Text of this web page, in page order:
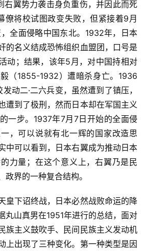
右翼势力袭击身负重伤，并因此而死
僚将校试图政变失败，但紧接着9月
全面侵略中国东北。1932年，日本
的名义结成恐怖组织血盟团，口号是
动；结果，该年5月，对中国持相对
（1855-1932）遭暗杀身亡。1936
动二·二六兵变，虽然遭到了镇压，
遭到了极刑，然而日本却在军国主义
一步。1937年7月7日开始的全面侵
，可以说就有北一辉的国家改造思
中可以看到，日本右翼成为推动日本
力量；在这个意义上，右翼乃是民
界的一种复合结构。
下诏终战，日本必然战败命运的降
丸山真男在1951年进行的总结，面对
族主义鼓吹手、民间民族主义发动机
上出现了三种变化。第一种类型是因